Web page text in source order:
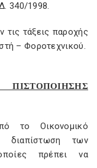
340/1998.
τις τάξεις παροχής
– Φοροτεχνικού.
το Οικονομικό
διαπίστωση των
πρέπει να